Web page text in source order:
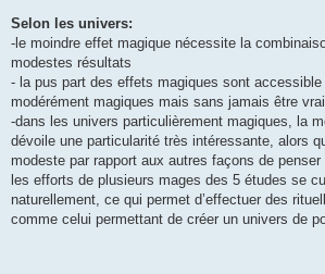
Selon les univers:
-le moindre effet magique nécessite la
modestes résultats
- la pus part des effets magiques sont
modérément magiques mais sans jamais être
-dans les univers particulièrement magiques, la
dévoile une particularité très intéressante, alors
modeste par rapport aux autres façons de penser
les efforts de plusieurs mages des 5 études se
naturellement, ce qui permet d’effectuer des
comme celui permettant de créer un univers de